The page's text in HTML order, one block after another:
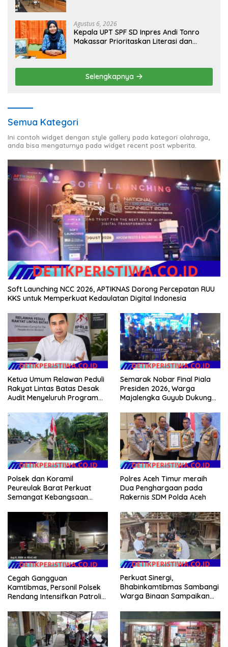
Agustus 6, 2026
Kepala UPT SPF SD Inpres Andi Tonro
Makassar Prioritaskan Literasi dan
Selengkapnya
Semua Kategori
Ini contoh widget dengan style gallery pada kategori olahraga,
anda bisa mengaturnya pada widget recent post wpberita.
Soft Launching NCC 2026, APTIKNAS Dorong Percepatan RUU
KKS untuk Memperkuat Kedaulatan Digital Indonesia
Ketua Umum Relawan Peduli
Rakyat Lintas Batas Desak
Audit Menyeluruh Program
Pertanyakan Efektivitas
Kinerja Dinas Pertanian
Semarak Nobar Final Piala
Presiden 2026, Warga
Majalengka Guyub Dukung
Kahayang
Polsek dan Koramil
Peureulak Barat Perkuat
Semangat Kebangsaan
Merah Putih
Polres Aceh Timur meraih
Dua Penghargaan pada
Rakernis SDM Polda Aceh
Cegah Gangguan
Kamtibmas, Personil Polsek
Rendang Intensifkan Patroli
Perkuat Sinergi,
Bhabinkamtibmas Sambangi
Warga Binaan Sampaikan